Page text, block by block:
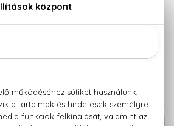
50 ml
KAPCSOLÓDÓ TERMÉKEK